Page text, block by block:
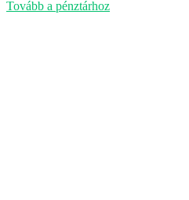
kosárban
Tovább a pénztárhoz